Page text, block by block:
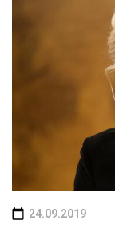
24.09.2019